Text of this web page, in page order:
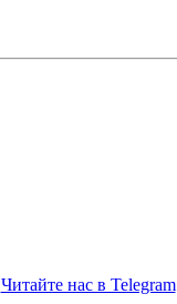
Читайте нас в Telegram